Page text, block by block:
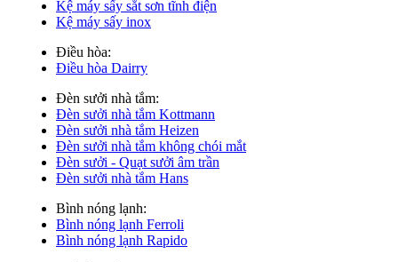
Kệ máy sấy sắt sơn tĩnh điện
Kệ máy sấy inox
Điều hòa:
Điều hòa Dairry
Đèn sưởi nhà tắm:
Đèn sưởi nhà tắm Kottmann
Đèn sưởi nhà tắm Heizen
Đèn sưởi nhà tắm không chói mắt
Đèn sưởi - Quạt sưởi âm trần
Đèn sưởi nhà tắm Hans
Bình nóng lạnh:
Bình nóng lạnh Ferroli
Bình nóng lạnh Rapido